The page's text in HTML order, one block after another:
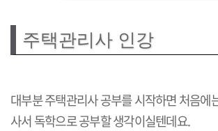
주택관리사 인강
대부분 주택관리사 공부를 시작하면 처음에
사서 독학으로 공부할 생각이실텐데요.